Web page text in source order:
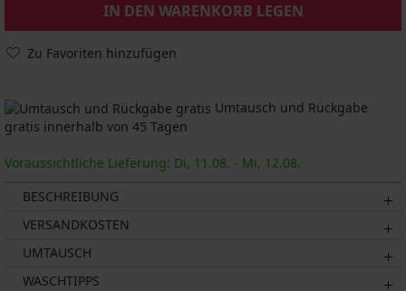
IN DEN WARENKORB LEGEN
Zu Favoriten hinzufügen
Umtausch und Rückgabe
gratis innerhalb von 45 Tagen
Voraussichtliche Lieferung: Di, 11.08. - Mi, 12.08.
BESCHREIBUNG
VERSANDKOSTEN
UMTAUSCH
WASCHTIPPS